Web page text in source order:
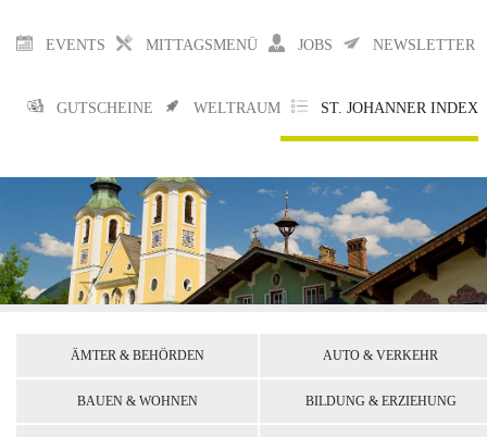
EVENTS MITTAGSMENÜ JOBS NEWSLETTER
GUTSCHEINE WELTRAUM ST. JOHANNER INDEX
ÄMTER & BEHÖRDEN AUTO & VERKEHR
BAUEN & WOHNEN BILDUNG & ERZIEHUNG